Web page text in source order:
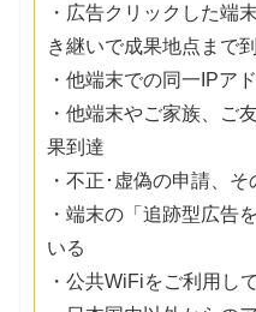
・広告クリックした端
き継いで成果地点まで
・他端末での同一IPア
・他端末やご家族、ご
果到達
・不正･虚偽の申請、
・端末の「追跡型広告
いる
・公共WiFiをご利用し